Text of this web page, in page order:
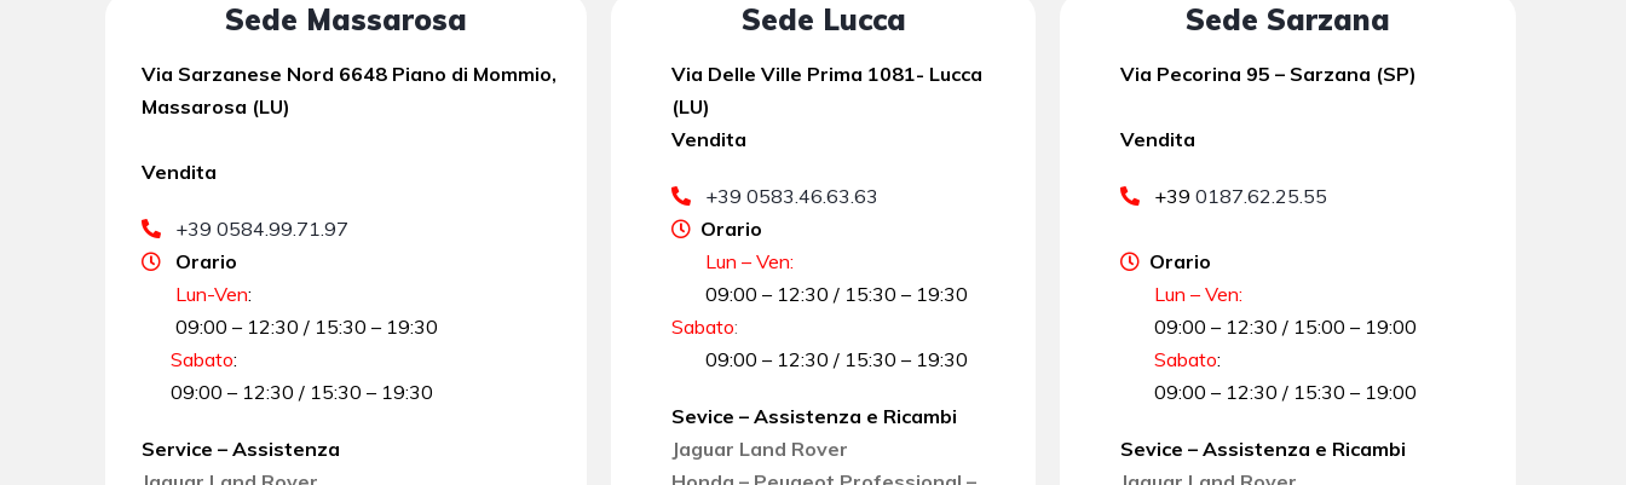
Sede Massarosa
Via Sarzanese Nord 6648 Piano di Mommio,
Massarosa (LU)
Vendita
+39 0584.99.71.97
Orario
Lun-Ven:
09:00 – 12:30 / 15:30 – 19:30
Sabato:
09:00 – 12:30 / 15:30 – 19:30
Service – Assistenza
Sede Lucca
Via Delle Ville Prima 1081- Lucca
(LU)
Vendita
+39 0583.46.63.63
Orario
Lun – Ven:
09:00 – 12:30 / 15:30 – 19:30
Sabato:
09:00 – 12:30 / 15:30 – 19:30
Sevice – Assistenza e Ricambi
Jaguar Land Rover
Sede Sarzana
Via Pecorina 95 – Sarzana (SP)
Vendita
+390187.62.25.55
Orario
Lun – Ven:
09:00 – 12:30 / 15:00 – 19:00
Sabato:
09:00 – 12:30 / 15:30 – 19:00
Sevice – Assistenza e Ricambi